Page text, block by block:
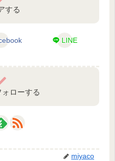
する
LINE
ローする
miyaco